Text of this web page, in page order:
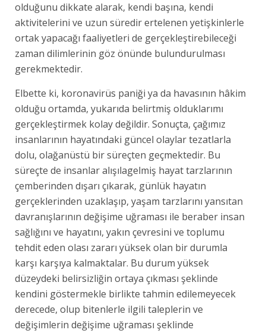
olduğunu dikkate alarak, kendi başına, kendi
aktivitelerini ve uzun süredir ertelenen yetişkinlerle
ortak yapacağı faaliyetleri de gerçekleştirebileceği
zaman dilimlerinin göz önünde bulundurulması
gerekmektedir.
Elbette ki, koronavirüs paniği ya da havasının hâkim
olduğu ortamda, yukarıda belirtmiş olduklarımı
gerçekleştirmek kolay değildir. Sonuçta, çağımız
insanlarının hayatındaki güncel olaylar tezatlarla
dolu, olağanüstü bir süreçten geçmektedir. Bu
süreçte de insanlar alışılagelmiş hayat tarzlarının
çemberinden dışarı çıkarak, günlük hayatın
gerçeklerinden uzaklaşıp, yaşam tarzlarını yansıtan
davranışlarının değişime uğraması ile beraber insan
sağlığını ve hayatını, yakın çevresini ve toplumu
tehdit eden olası zararı yüksek olan bir durumla
karşı karşıya kalmaktalar. Bu durum yüksek
düzeydeki belirsizliğin ortaya çıkması şeklinde
kendini göstermekle birlikte tahmin edilemeyecek
derecede, olup bitenlerle ilgili taleplerin ve
değişimlerin değişime uğraması şeklinde